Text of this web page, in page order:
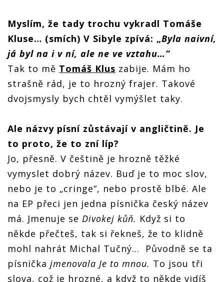
Myslím, že tady trochu vykradl Tomáše
Kluse… (smích) V Sibyle zpívá: „Byla naivní,
já byl na i v ní, ale ne ve vztahu…“
Tak to mě Tomáš Klus zabije. Mám ho
strašně rád, je to hrozný frajer. Takové
dvojsmysly bych chtěl vymýšlet taky.
Ale názvy písní zůstávají v angličtině. Je
to proto, že to zní líp?
Jo, přesně. V češtině je hrozně těžké
vymyslet dobrý název. Buď je to moc slov,
nebo je to „cringe“, nebo prostě blbé. Ale
na EP přeci jen jedna písnička český název
má. Jmenuje se Divokej kůň. Když si to
někde přečteš, tak si řekneš, že to klidně
mohl nahrát Michal Tučný… Původně se ta
písnička jmenovala Je to mnou. To jsou tři
slova, což je hrozné, a když to někde vidíš